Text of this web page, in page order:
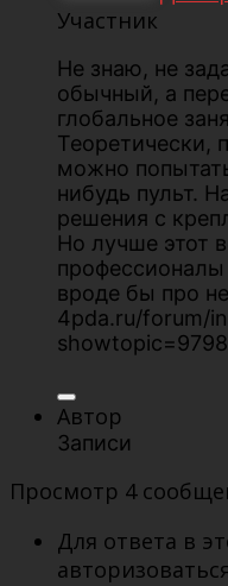
Участник
Не знаю, не
обычный, а
глобальное
Теоретически,
можно
нибудь пульт.
решения с
Но лучше этот
профессионалы
вроде бы про
4pda.ru/forum/
Автор
Записи
Просмотр 4
Для ответа в